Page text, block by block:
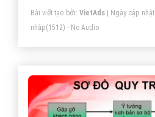
Bài viết tạo bởi: VietAds| Ngày cập nhật:
nhập(1512) - No Audio